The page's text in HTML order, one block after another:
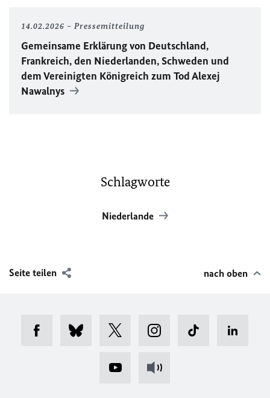
14.02.2026 Pressemitteilung
Gemeinsame Erklärung von Deutschland,
Frankreich, den Niederlanden, Schweden und
dem Vereinigten Königreich zum Tod Alexej
Nawalnys
Schlagworte
Niederlande
Seite teilen nach oben